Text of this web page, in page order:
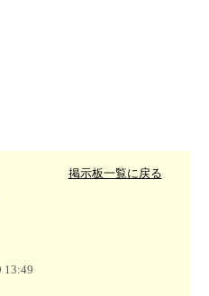
掲示板一覧に戻る
13:49